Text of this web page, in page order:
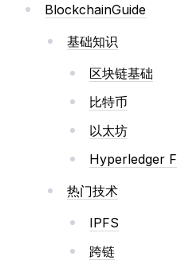
BlockchainGuide
基础知识
区块链基础
比特币
以太坊
Hyperledger
热门技术
IPFS
跨链